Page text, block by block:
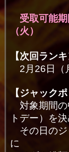
受取可能期
（火）
【次回ラン
2月26日（
【ジャック
対象期間の
トデー）を
その日のジ
に